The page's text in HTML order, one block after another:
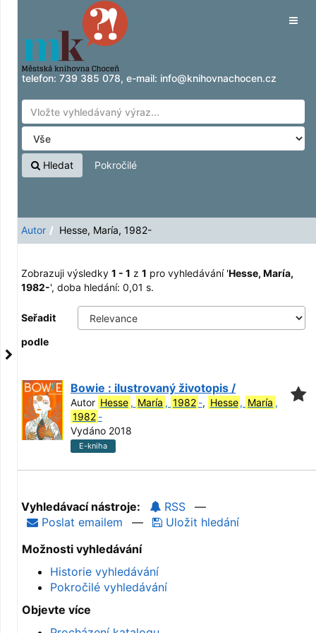
Zobrazuji výsledky1 - 1z
Přeskočit na obsah
telefon: 739 385 078, e-mail: info@knihovnachocen.cz
Hledat Pokročilé
Autor Hesse, María, 1982-
Zobrazuji výsledky 1 - 1 z 1 pro vyhledávání 'Hesse, María,
1982-', doba hledání: 0,01 s.
Seřadit
podle
Bowie : ilustrovaný životopis /
Autor Hesse , María , 1982 -, Hesse , María ,
1982 -
Vydáno 2018
E-kniha
Vyhledávací nástroje: RSS
—
Poslat emailem
—
Uložit hledání
Možnosti vyhledávání
Historie vyhledávání
Pokročilé vyhledávání
Objevte více